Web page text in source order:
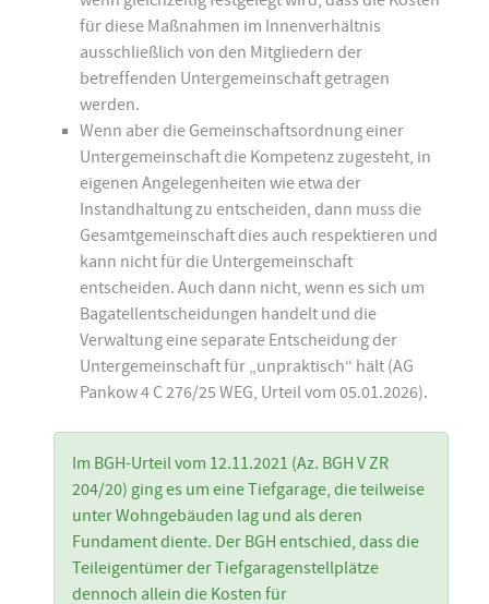
für diese Maßnahmen im Innenverhältnis
ausschließlich von den Mitgliedern der
betreffenden Untergemeinschaft getragen
werden.
Wenn aber die Gemeinschaftsordnung einer
Untergemeinschaft die Kompetenz zugesteht, in
eigenen Angelegenheiten wie etwa der
Instandhaltung zu entscheiden, dann muss die
Gesamtgemeinschaft dies auch respektieren und
kann nicht für die Untergemeinschaft
entscheiden. Auch dann nicht, wenn es sich um
Bagatellentscheidungen handelt und die
Verwaltung eine separate Entscheidung der
Untergemeinschaft für „unpraktisch“ hält (AG
Pankow 4 C 276/25 WEG, Urteil vom 05.01.2026).
Im BGH-Urteil vom 12.11.2021 (Az. BGH V ZR
204/20) ging es um eine Tiefgarage, die teilweise
unter Wohngebäuden lag und als deren
Fundament diente. Der BGH entschied, dass die
Teileigentümer der Tiefgaragenstellplätze
dennoch allein die Kosten für